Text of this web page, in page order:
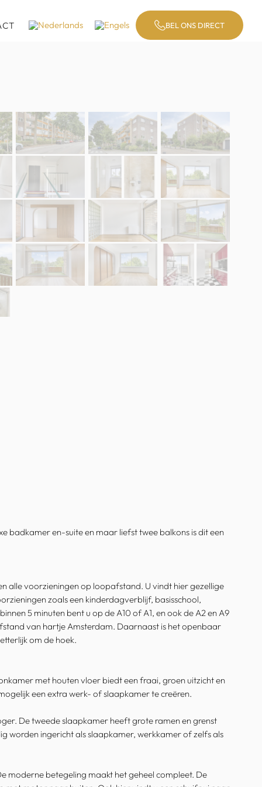
BEL ONS DIRECT
badkamer en-suite en maar liefst twee balkons is dit een
alle voorzieningen op loopafstand. U vindt hier gezellige
zoals een kinderdagverblijf, basisschool,
5 minuten bent u op de A10 of A1, en ook de A2 en A9
van hartje Amsterdam. Daarnaast is het openbaar
om de hoek.
met houten vloer biedt een fraai, groen uitzicht en
een extra werk- of slaapkamer te creëren.
De tweede slaapkamer heeft grote ramen en grenst
worden ingericht als slaapkamer, werkkamer of zelfs als
moderne betegeling maakt het geheel compleet. De